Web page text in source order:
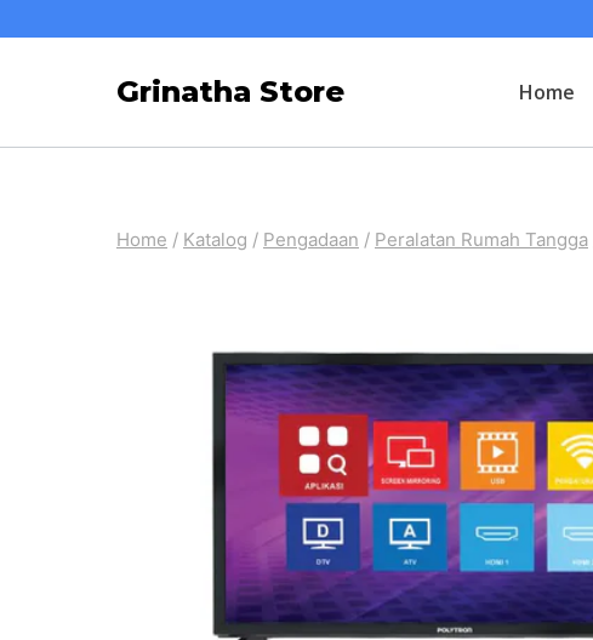
Grinatha Store Home
Home / Katalog / Pengadaan / Peralatan Rumah Tangga